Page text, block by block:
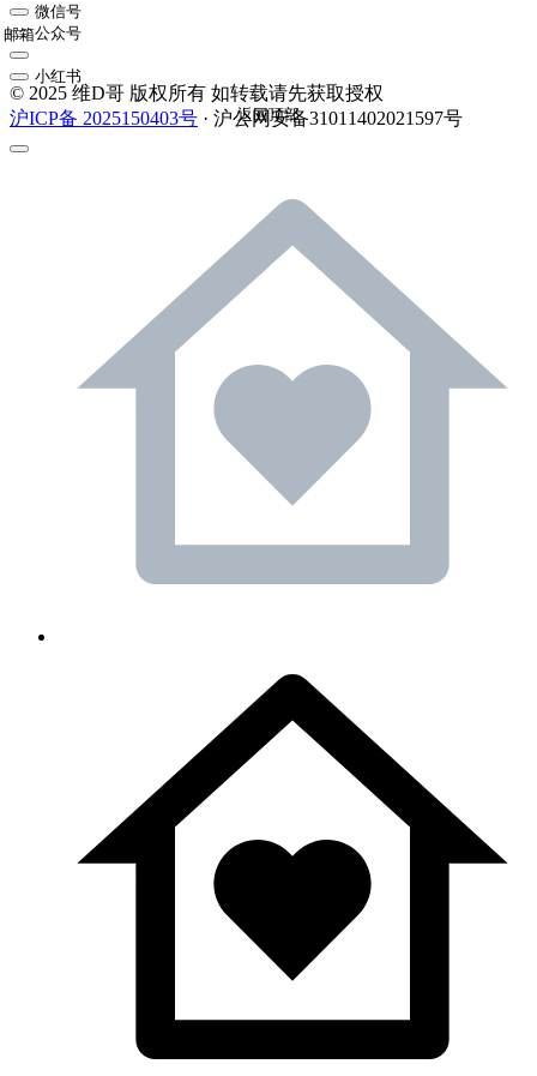
微信号
公众号
邮箱
小红书
© 2025 维D哥 版权所有 如转载请先获取授权
沪ICP备 2025150403号 · 沪公网安备31011402021597号
返回顶部